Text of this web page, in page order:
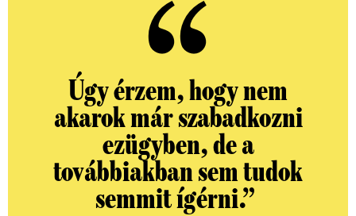
Úgy érzem, hogy nem
akarok már szabadkozni
ezügyben, de a
továbbiakban sem tudok
semmit ígérni.”